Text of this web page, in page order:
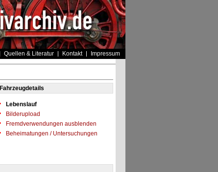
Quellen & Literatur Kontakt Impressum
Fahrzeugdetails
Lebenslauf
Bilderupload
Fremdverwendungen ausblenden
Beheimatungen / Untersuchungen